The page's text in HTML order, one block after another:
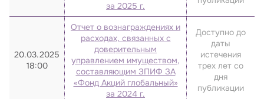
за 2025 г.
20.03.2025
18:00
Отчет о вознаграждениях и
расходах, связанных с
доверительным
управлением имуществом,
составляющим ЗПИФ ЗА
«Фонд Акций глобальный»
за 2024 г.
Доступно до
даты
истечения
трех лет со
дня
публикации